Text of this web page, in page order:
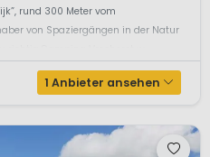
rund 300 Meter vom
von Spaziergängen in der Natur
1 Anbieter ansehen